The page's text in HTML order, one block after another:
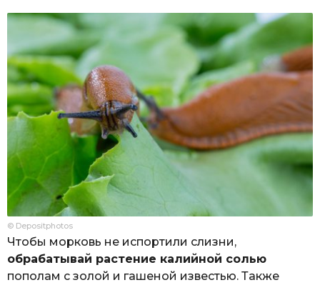
© Depositphotos
Чтобы морковь не испортили слизни,
обрабатывай растение калийной солью
пополам с золой и гашеной известью. Также